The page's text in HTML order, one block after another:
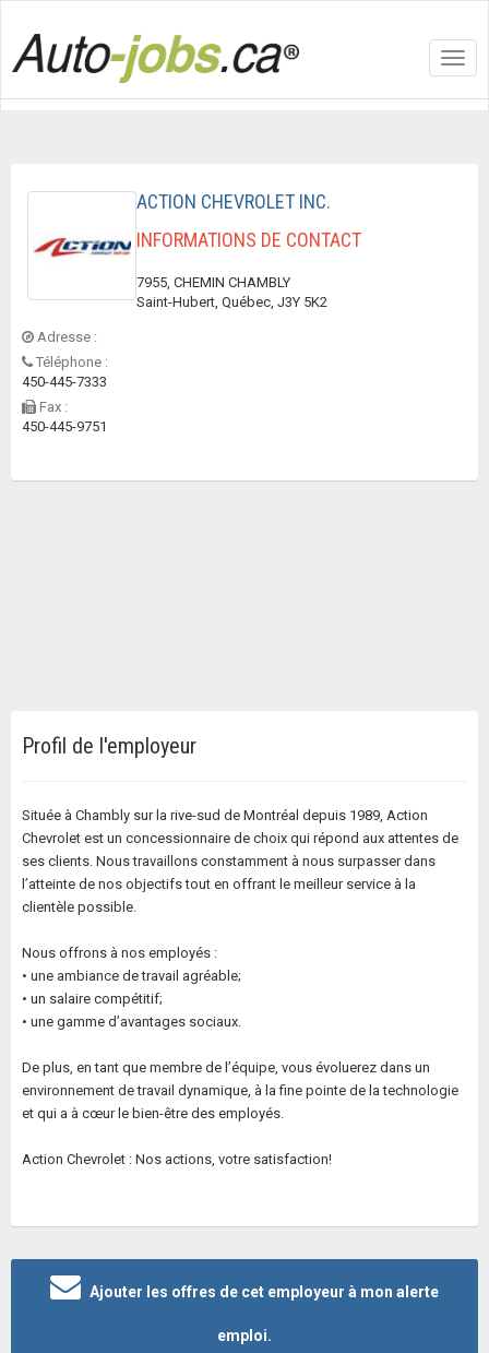
ACTION CHEVROLET INC.
INFORMATIONS DE CONTACT
Adresse :
7955, CHEMIN CHAMBLY
Saint-Hubert, Québec, J3Y 5K2
Téléphone :
450-445-7333
Fax :
450-445-9751
Profil de l'employeur
Située à Chambly sur la rive-sud de Montréal depuis 1989, Action
Chevrolet est un concessionnaire de choix qui répond aux attentes de
ses clients. Nous travaillons constamment à nous surpasser dans
l’atteinte de nos objectifs tout en offrant le meilleur service à la
clientèle possible.
Nous offrons à nos employés :
• une ambiance de travail agréable;
• un salaire compétitif;
• une gamme d’avantages sociaux.
De plus, en tant que membre de l’équipe, vous évoluerez dans un
environnement de travail dynamique, à la fine pointe de la technologie
et qui a à cœur le bien-être des employés.
Action Chevrolet : Nos actions, votre satisfaction!
Ajouter les offres de cet employeur à mon alerte
emploi.